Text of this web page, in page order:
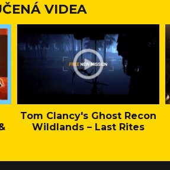
VIDEA
Tom Clancy's Ghost Recon
Wildlands – Last Rites